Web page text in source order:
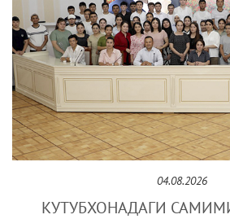
04.08.2026
КУТУБХОНАДАГИ